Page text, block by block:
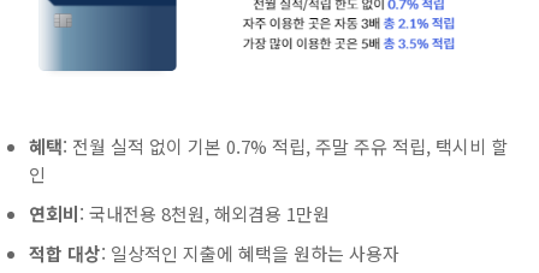
혜택: 전월 실적 없이 기본 0.7% 적립, 주말 주유 적립, 택시비 할
인
연회비: 국내전용 8천원, 해외겸용 1만원
적합 대상: 일상적인 지출에 혜택을 원하는 사용자